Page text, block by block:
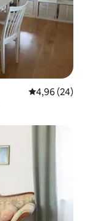
4,96 av 5 i
4,96 (24)